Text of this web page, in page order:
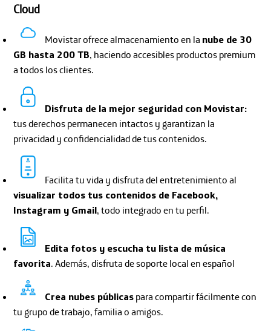
Cloud
Movistar ofrece almacenamiento en la nube de 30
GB hasta 200 TB, haciendo accesibles productos premium
a todos los clientes.
Disfruta de la mejor seguridad con Movistar:
tus derechos permanecen intactos y garantizan la
privacidad y confidencialidad de tus contenidos.
Facilita tu vida y disfruta del entretenimiento al
visualizar todos tus contenidos de Facebook,
Instagram y Gmail, todo integrado en tu perfil.
Edita fotos y escucha tu lista de música
favorita. Además, disfruta de soporte local en español
Crea nubes públicas para compartir fácilmente con
tu grupo de trabajo, familia o amigos.